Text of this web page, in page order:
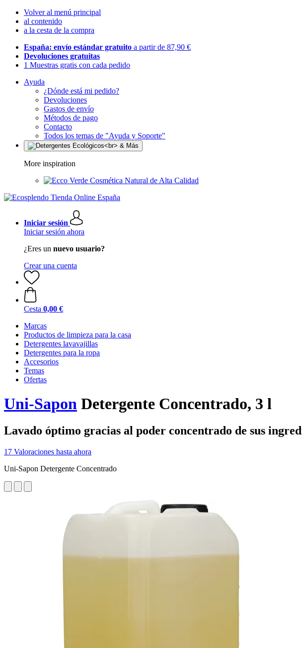
Volver al menú principal
al contenido
a la cesta de la compra
España: envío estándar gratuito a partir de 87,90 €
Devoluciones gratuitas
1 Muestras gratis con cada pedido
Ayuda
¿Dónde está mi pedido?
Devoluciones
Gastos de envío
Métodos de pago
Contacto
Todos los temas de "Ayuda y Soporte"
More inspiration
Cosmética Natural de Alta Calidad
Iniciar sesión
Iniciar sesión ahora
¿Eres un nuevo usuario?
Crear una cuenta
Cesta 0,00 €
Marcas
Productos de limpieza para la casa
Detergentes lavavajillas
Detergentes para la ropa
Accesorios
Temas
Ofertas
Uni-Sapon Detergente Concentrado, 3 l
Lavado óptimo gracias al poder concentrado de sus
17 Valoraciones hasta ahora
Uni-Sapon Detergente Concentrado